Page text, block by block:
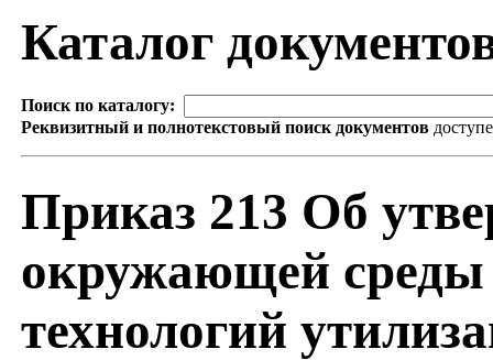
Каталог
Поиск по каталогу:
Реквизитный и полнотекстовый поиск документов
Приказ 213 Об
окружающей среды
технологий